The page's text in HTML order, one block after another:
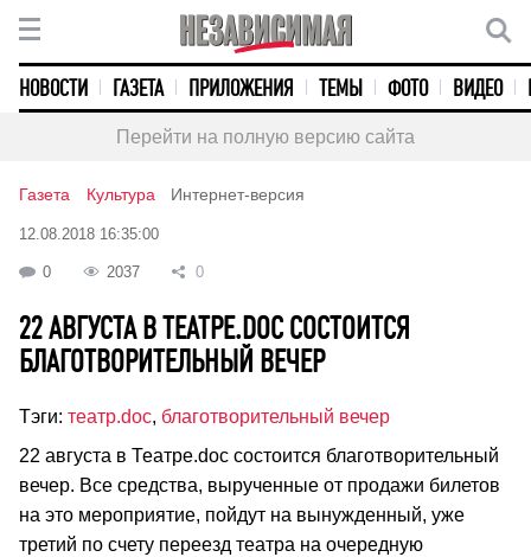
НОВОСТИ ГАЗЕТА ПРИЛОЖЕНИЯ ТЕМЫ ФОТО ВИДЕО
Перейти на полную версию сайта
Газета Культура Интернет-версия
12.08.2018 16:35:00
0 2037 0
22 АВГУСТА В ТЕАТРЕ.DOC СОСТОИТСЯ
БЛАГОТВОРИТЕЛЬНЫЙ ВЕЧЕР
Тэги: театр.doc, благотворительный вечер
22 августа в Театре.doc состоится благотворительный
вечер. Все средства, вырученные от продажи билетов
на это мероприятие, пойдут на вынужденный, уже
третий по счету переезд театра на очередную